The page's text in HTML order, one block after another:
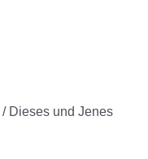
/ Dieses und Jenes